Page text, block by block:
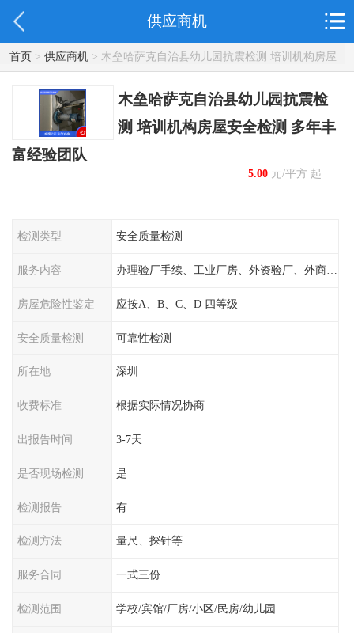
供应商机
首页> 供应商机> 木垒哈萨克自治县幼儿园抗震检测 培训机构房屋
安全检测 多年丰富经验团队
木垒哈萨克自治县幼儿园抗震检
测 培训机构房屋安全检测 多年丰
富经验团队
5.00元/平方 起
检测类型 安全质量检测
服务内容
房屋危险性鉴定 应按A、B、C、D 四等级
安全质量检测 可靠性检测
所在地 深圳
收费标准 根据实际情况协商
出报告时间 3-7天
是否现场检测 是
检测报告 有
检测方法 量尺、探针等
服务合同 一式三份
检测范围 学校/宾馆/厂房/小区/民房/幼儿园